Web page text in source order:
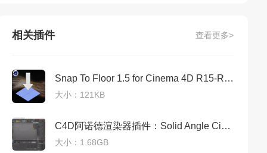
相关插件 查看更多>
Snap To Floor 1.5 for Cinema 4D R15-R26(C4D地面吸附对齐插件)免费完美版
大小：121KB
C4D阿诺德渲染器插件：Solid Angle Cinema 4D To Arnold v4.0.0.1 免费下载
大小：1.68GB